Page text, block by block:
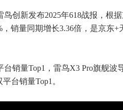
创新发布2025年618战报，根
销量同期增长3.36倍，是京东+
销量Top1，雷鸟X3 Pro旗舰波
台销量Top1。